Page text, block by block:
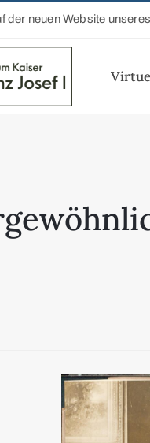
der neuen Website